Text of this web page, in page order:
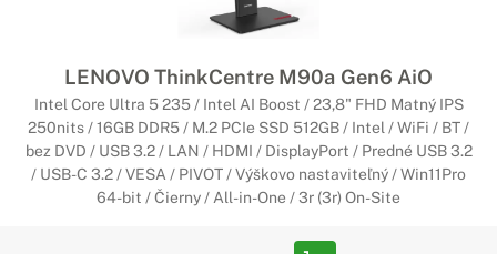
LENOVO ThinkCentre M90a Gen6 AiO
Intel Core Ultra 5 235 / Intel AI Boost / 23,8" FHD Matný IPS
250nits / 16GB DDR5 / M.2 PCIe SSD 512GB / Intel / WiFi / BT /
bez DVD / USB 3.2 / LAN / HDMI / DisplayPort / Predné USB 3.2
/ USB-C 3.2 / VESA / PIVOT / Výškovo nastaviteľný / Win11Pro
64-bit / Čierny / All-in-One / 3r (3r) On-Site